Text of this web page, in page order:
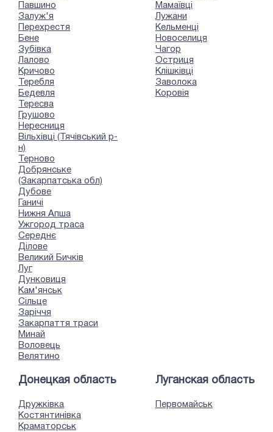
Павшино
Залуж'я
Перехрестя
Бене
Зубівка
Лалово
Кричово
Теребля
Бедевля
Тересва
Грушово
Нересниця
Вільхівці (Тячівський р-
н)
Терново
Добрянське
(Закарпатська обл)
Дубове
Ганичі
Нижня Апша
Ужгород траса
Середнє
Ділове
Великий Бичків
Луг
Дунковиця
Кам'янськ
Сільце
Заріччя
Закарпаття траси
Минай
Воловець
Велятино
Мамаївці
Лужани
Кельменці
Новоселиця
Чагор
Остриця
Клішківці
Заволока
Коровія
Донецкая область
Дружківка
Костянтинівка
Краматорськ
Луганская область
Первомайськ